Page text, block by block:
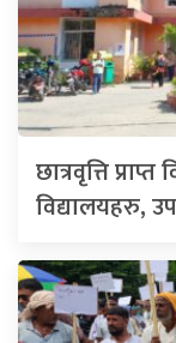
छात्रवृत्ति
विद्यालयहरु,